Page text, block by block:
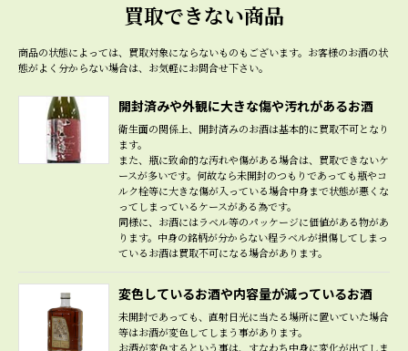
買取できない商品
商品の状態によっては、買取対象にならないものもございます。 お客様のお酒の状
態がよく分からない場合は、お気軽にお問合せ下さい。
開封済みや外観に大きな傷や汚れがあるお酒
衛生面の関係上、開封済みのお酒は基本的に買取不可となり
ます。
また、瓶に致命的な汚れや傷がある場合は、買取できないケ
ースが多いです。何故なら未開封のつもりであっても瓶やコ
ルク栓等に大きな傷が入っている場合中身まで状態が悪くな
ってしまっているケースがある為です。
同様に、お酒にはラベル等のパッケージに価値がある物があ
ります。中身の銘柄が分からない程ラベルが損傷してしまっ
ているお酒は買取不可になる場合があります。
変色しているお酒や内容量が減っているお酒
未開封であっても、直射日光に当たる場所に置いていた場合
等はお酒が変色してしまう事があります。
お酒が変色するという事は、すなわち中身に変化が出てしま